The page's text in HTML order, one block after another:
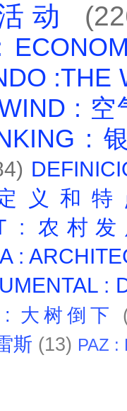
动
:THE
: 空
:
定义和
: 农村
:
:
: 大树倒下
斯 (13) PAZ :